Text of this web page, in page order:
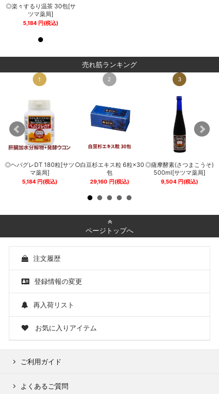
◎楽々するり温茶 30包[サ
ツマ薬局]
5,184 円 (税込)
売れ筋ランキング
1
◎ヘパグレDT 180粒[サツ
マ薬局]
5,184円(税込)
2
○白豆杉エキス粒 6粒×30
包
29,160 円(税込)
3
◎薩摩酵素(さつまこうそ)
500ml[サツマ薬局]
9,504 円(税込)
ページトップへ
注文履歴
登録情報の変更
再入荷リスト
お気に入りアイテム
ご利用ガイド
よくあるご質問